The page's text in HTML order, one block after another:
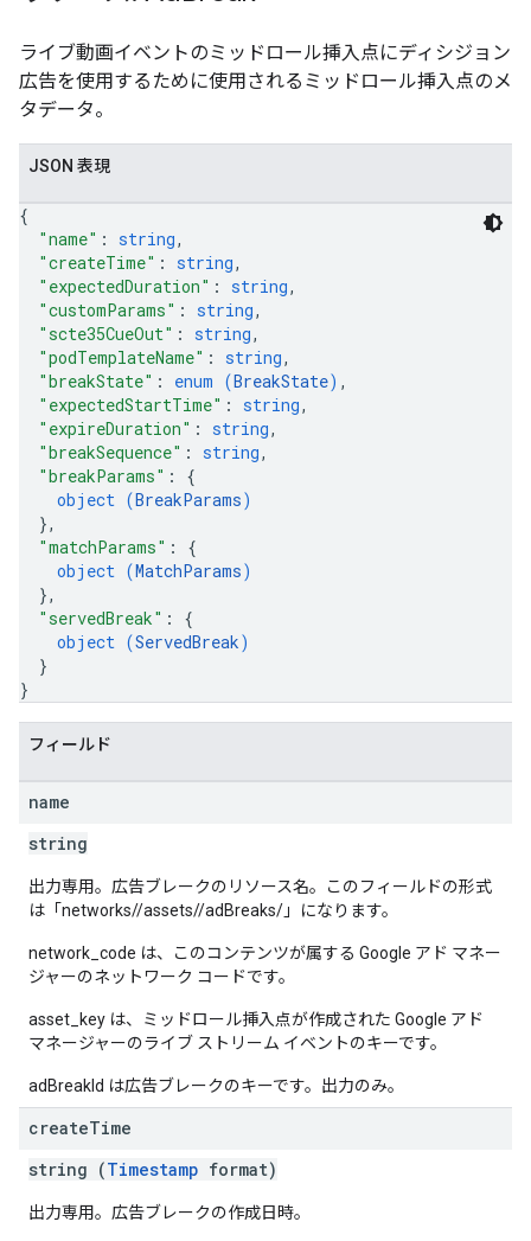
ライブ動画イベントのミッドロール挿入点にディシジョン
広告を使用するために使用されるミッドロール挿入点のメ
タデータ。
JSON 表現
{
"name" : string,
"createTime" : string,
"expectedDuration" : string,
"customParams" : string,
"scte35CueOut" : string,
"podTemplateName" : string,
"breakState" : enum (BreakState) ,
"expectedStartTime" : string,
"expireDuration" : string,
"breakSequence" : string,
"breakParams" : {
object (BreakParams)
},
"matchParams" : {
object (MatchParams)
},
"servedBreak" : {
object (ServedBreak)
}
}
フィールド
name
string
出力専用。広告ブレークのリソース名。このフィールドの形式
は「networks//assets//adBreaks/ 」になります。
network_code は、このコンテンツが属する Google アド マネー
ジャーのネットワーク コードです。
asset_key は、ミッドロール挿入点が作成された Google アド
マネージャーのライブ ストリーム イベントのキーです。
adBreakId は広告ブレークのキーです。出力のみ。
createTime
string (Timestamp format)
出力専用。広告ブレークの作成日時。